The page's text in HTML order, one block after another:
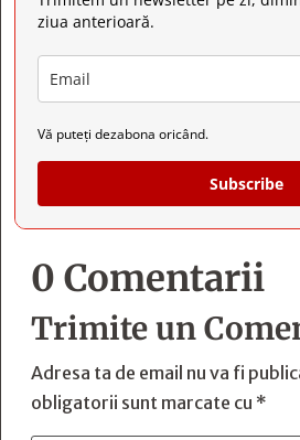
ziua anterioară.
Vă puteți dezabona oricând.
Subscribe
0 Comentarii
Trimite un
Adresa ta de email nu va fi
obligatorii sunt marcate cu *